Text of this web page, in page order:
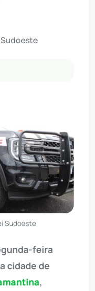
Sudoeste
feira
cidade de
,